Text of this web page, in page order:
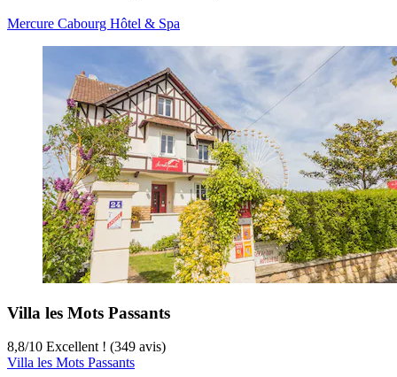
Mercure Cabourg Hôtel & Spa
Villa les Mots Passants
8,8/10 Excellent ! (349 avis)
Villa les Mots Passants